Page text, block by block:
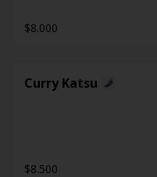
$8.000
Curry Katsu
$8.500